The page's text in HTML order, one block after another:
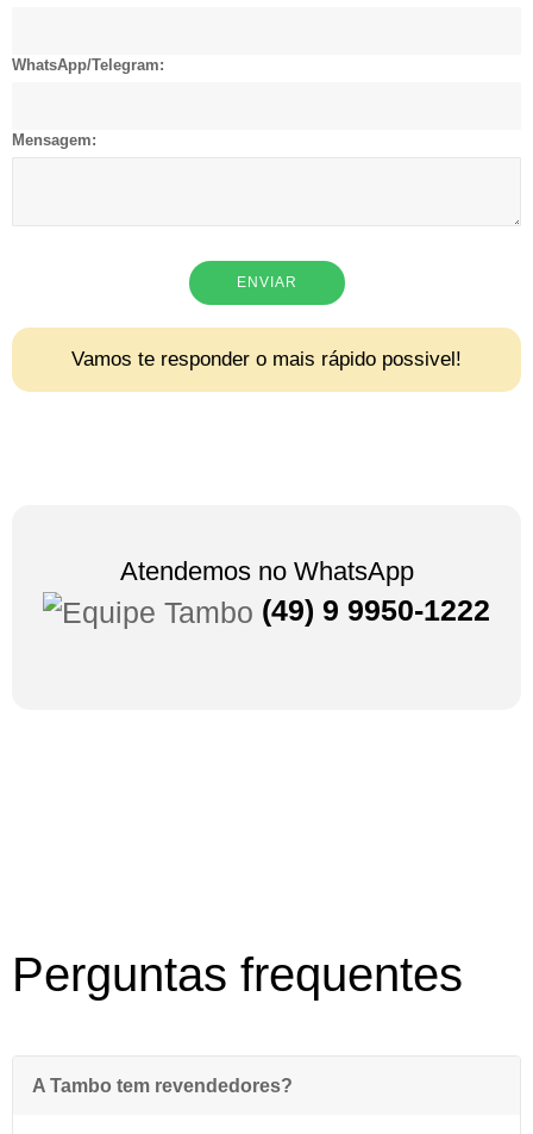
WhatsApp/Telegram:
Mensagem:
ENVIAR
Vamos te responder o mais rápido possivel!
Atendemos no WhatsApp
(49) 9 9950-1222
Perguntas frequentes
A Tambo tem revendedores?